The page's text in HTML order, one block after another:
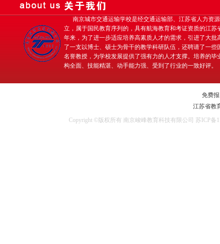
南京城市交通运输学校是经交通运输部、江苏省人力资
立，属于国民教育序列的，具有航海教育和考证资质的江苏
年来，为了进一步适应培养高素质人才的需求，引进了大批
了一支以博士、硕士为骨干的教学科研队伍，还聘请了一些
名誉教授，为学校发展提供了强有力的人才支撑。培养的毕
构全面、技能精湛、动手能力强、受到了行业的一致好评。
免费
江苏省教
Copyright ©版权所有 南京峻峰教育科技有限公司 苏ICP备